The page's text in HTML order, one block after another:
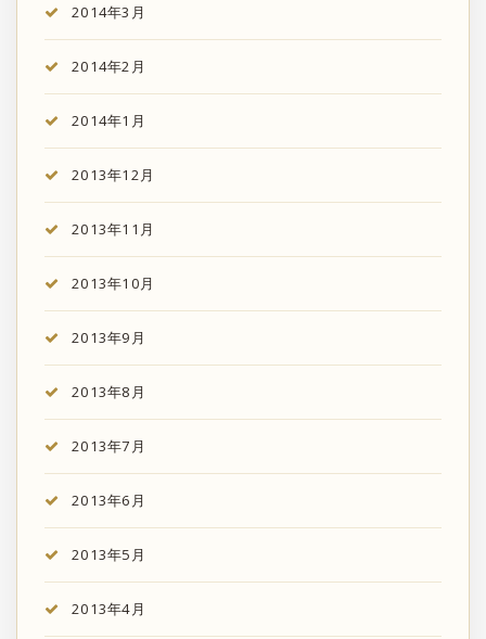
2014年3月
2014年2月
2014年1月
2013年12月
2013年11月
2013年10月
2013年9月
2013年8月
2013年7月
2013年6月
2013年5月
2013年4月